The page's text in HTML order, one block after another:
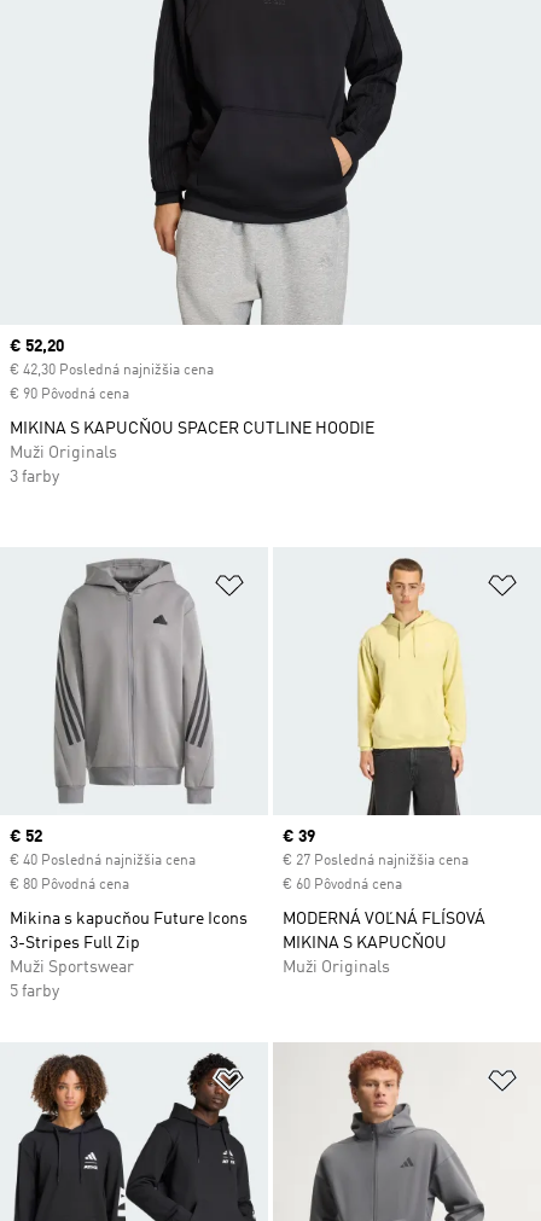
Pridať do zoznamu želaných
Current price
€ 52
€ 40 Posledná najnižšia cena
€ 80 Pôvodná cena
Mikina s kapucňou Future Icons
3-Stripes Full Zip
Muži Sportswear
5 farby
Current price
€ 39
€ 27 Posledná najnižšia cena
€ 60 Pôvodná cena
MODERNÁ VOĽNÁ FLÍSOVÁ
MIKINA S KAPUCŇOU
Muži Originals
Pridať do zoznamu želaných
Current price
€ 52,20
€ 42,30 Posledná najnižšia cena
€ 90 Pôvodná cena
MIKINA S KAPUCŇOU SPACER CUTLINE HOODIE
Muži Originals
3 farby